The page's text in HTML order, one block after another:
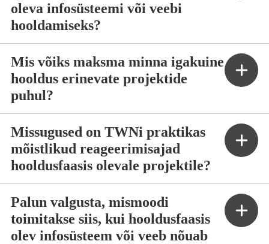
oleva infosüsteemi või veebi
hooldamiseks?
Mis võiks maksma minna igakuine
hooldus erinevate projektide
puhul?
Missugused on TWNi praktikas
mõistlikud reageerimisajad
hooldusfaasis olevale projektile?
Palun valgusta, mismoodi
toimitakse siis, kui hooldusfaasis
olev infosüsteem või veeb nõuab